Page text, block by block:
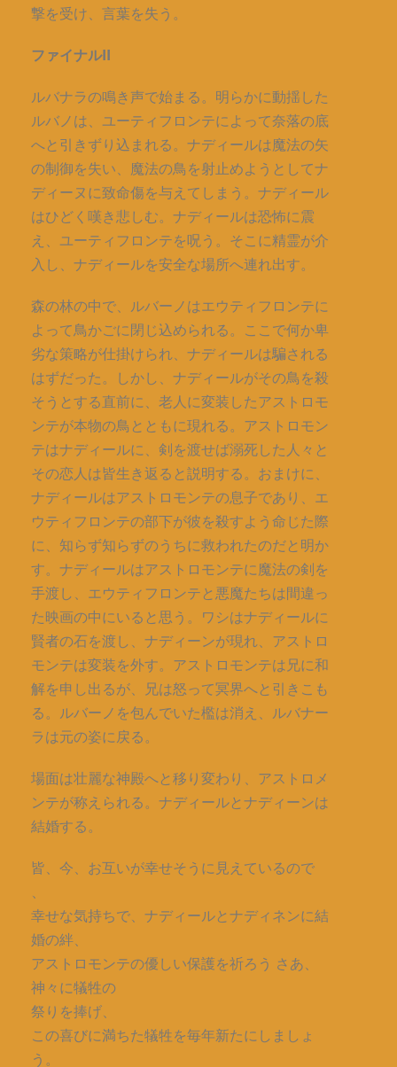
撃を受け、言葉を失う。
ファイナルII
ルバナラの鳴き声で始まる。明らかに動揺した
ルバノは、ユーティフロンテによって奈落の底
へと引きずり込まれる。ナディールは魔法の矢
の制御を失い、魔法の鳥を射止めようとしてナ
ディーヌに致命傷を与えてしまう。ナディール
はひどく嘆き悲しむ。ナディールは恐怖に震
え、ユーティフロンテを呪う。そこに精霊が介
入し、ナディールを安全な場所へ連れ出す。
森の林の中で、ルバーノはエウティフロンテに
よって鳥かごに閉じ込められる。ここで何か卑
劣な策略が仕掛けられ、ナディールは騙される
はずだった。しかし、ナディールがその鳥を殺
そうとする直前に、老人に変装したアストロモ
ンテが本物の鳥とともに現れる。アストロモン
テはナディールに、剣を渡せば溺死した人々と
その恋人は皆生き返ると説明する。おまけに、
ナディールはアストロモンテの息子であり、エ
ウティフロンテの部下が彼を殺すよう命じた際
に、知らず知らずのうちに救われたのだと明か
す。ナディールはアストロモンテに魔法の剣を
手渡し、エウティフロンテと悪魔たちは間違っ
た映画の中にいると思う。ワシはナディールに
賢者の石を渡し、ナディーンが現れ、アストロ
モンテは変装を外す。アストロモンテは兄に和
解を申し出るが、兄は怒って冥界へと引きこも
る。ルバーノを包んでいた檻は消え、ルバナー
ラは元の姿に戻る。
場面は壮麗な神殿へと移り変わり、アストロメ
ンテが称えられる。ナディールとナディーンは
結婚する。
皆、今、お互いが幸せそうに見えているので
、
幸せな気持ちで、ナディールとナディネンに結
婚の絆、
アストロモンテの優しい保護を祈ろう さあ、
神々に犠牲の
祭りを捧げ、
この喜びに満ちた犠牲を毎年新たにしましょ
う。